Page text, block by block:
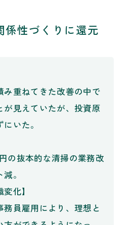
係性づくりに還元
み重ねてきた改善の中で
が見えていたが、投資原
いた。
の抜本的な清掃の業務改
。
化】
務員雇用により、理想と